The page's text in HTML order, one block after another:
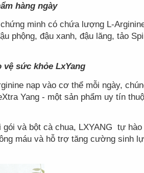
hàng ngày
minh có chứa lượng L-
phộng, đậu xanh, đậu lăng, tảo
sức khỏe LxYang
nạp vào cơ thể mỗi ngày,
Yang - một sản phẩm uy tín
và bột cà chua, LXYANG tự hào
máu và hỗ trợ tăng cường sinh